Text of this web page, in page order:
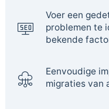
Voer een
problemen te
bekende
Eenvoudige
migraties van